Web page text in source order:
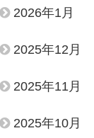
2026年1月
2025年12月
2025年11月
2025年10月